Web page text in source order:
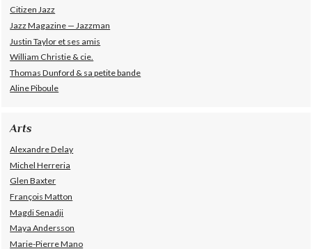
Citizen Jazz
Jazz Magazine — Jazzman
Justin Taylor et ses amis
William Christie & cie.
Thomas Dunford & sa petite bande
Aline Piboule
Arts
Alexandre Delay
Michel Herreria
Glen Baxter
François Matton
Magdi Senadji
Maya Andersson
Marie-Pierre Mano